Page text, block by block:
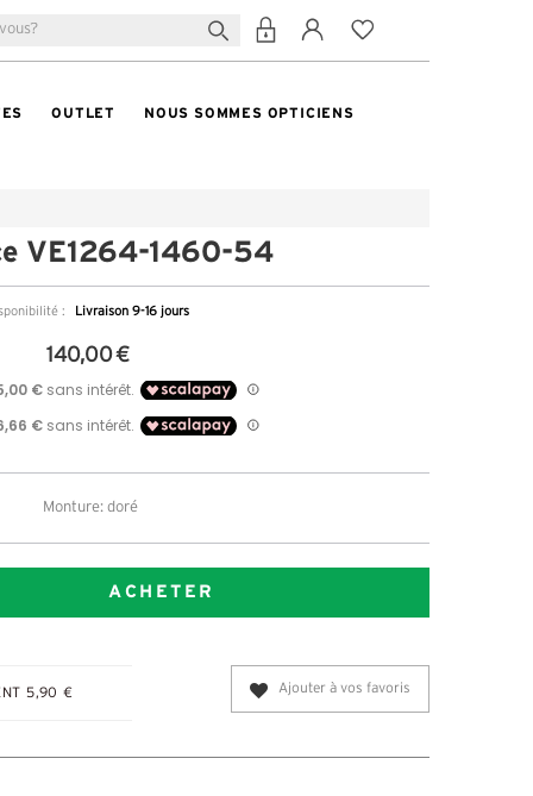
OUTLET NOUS SOMMES OPTICIENS
VE1264-1460-54
: Livraison 9-16 jours
140,00 €
Monture: doré
ACHETER
5,90 € Ajouter à vos favoris